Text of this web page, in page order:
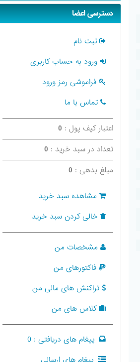
دسترسی اعضا
ثبت نام
ورود به حساب کاربری
فراموشی رمز ورود
تماس با ما
اعتبار کیف پول : 0
تعداد در سبد خرید : 0
مبلغ بدهی : 0
مشاهده سبد خرید
خالی کردن سبد خرید
مشخصات من
فاکتورهای من
تراکنش های مالی من
کلاس های من
پیغام های دریافتی : 0